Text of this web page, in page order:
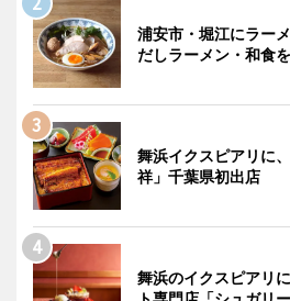
浦安市・堀江にラー
だしラーメン・和食
舞浜イクスピアリに
祥」千葉県初出店
舞浜のイクスピアリ